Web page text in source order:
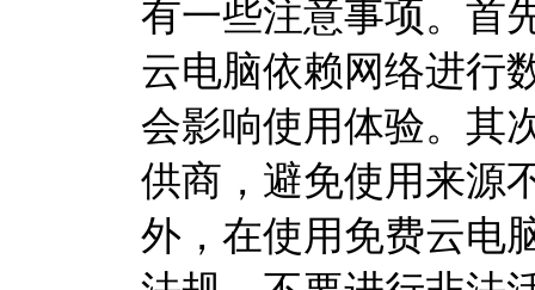
有一些注意事项。首
云电脑依赖网络进行
会影响使用体验。其
供商，避免使用来源
外，在使用免费云电